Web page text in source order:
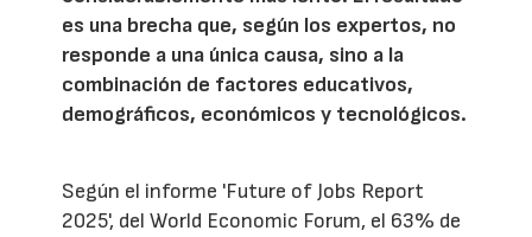
es una brecha que, según los expertos, no
responde a una única causa, sino a la
combinación de factores educativos,
demográficos, económicos y tecnológicos.
Según el informe 'Future of Jobs Report
2025', del World Economic Forum, el 63% de